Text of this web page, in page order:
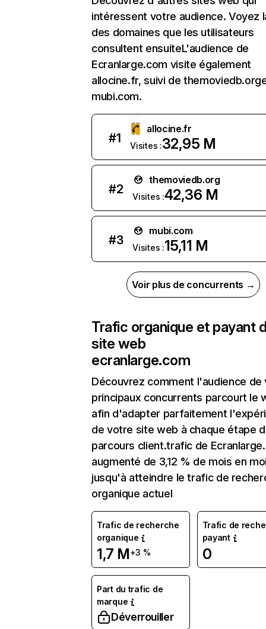
intéressent votre audience. Voyez
des domaines que les utilisateurs
consultent ensuiteL'audience de
Ecranlarge.com visite également
allocine.fr, suivi de
mubi.com.
#1
allocine.fr
Visites :32,95 M
#2
themoviedb.org
Visites :42,36 M
#3
mubi.com
Visites :15,11 M
Voir plus de concurrents →
Trafic organique et payant
site web
ecranlarge.com
Découvrez comment l'audience de
principaux concurrents parcourt le
afin d'adapter parfaitement
de votre site web à chaque étape
parcours client.trafic de
augmenté de 3,12 % de mois en
jusqu'à atteindre le trafic de
organique actuel
Trafic de recherche
organique
1,7 M+3 %
Trafic de
payant
0
Part du trafic de
marque
Déverrouiller